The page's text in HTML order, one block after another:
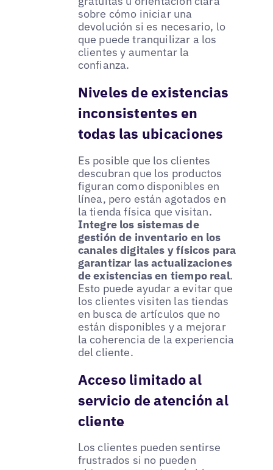
sobre cómo iniciar una
devolución si es necesario, lo
que puede tranquilizar a los
clientes y aumentar la
confianza.
Niveles de existencias
inconsistentes en
todas las ubicaciones
Es posible que los clientes
descubran que los productos
figuran como disponibles en
línea, pero están agotados en
la tienda física que visitan.
Integre los sistemas de
gestión de inventario en los
canales digitales y físicos para
garantizar las actualizaciones
de existencias en tiempo real.
Esto puede ayudar a evitar que
los clientes visiten las tiendas
en busca de artículos que no
están disponibles y a mejorar
la coherencia de la experiencia
del cliente.
Acceso limitado al
servicio de atención al
cliente
Los clientes pueden sentirse
frustrados si no pueden